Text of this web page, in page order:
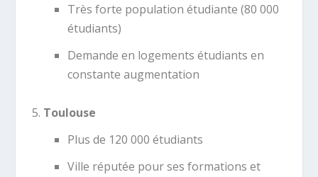
Très forte population étudiante (80 000
étudiants)
Demande en logements étudiants en
constante augmentation
Toulouse
Plus de 120 000 étudiants
Ville réputée pour ses formations et